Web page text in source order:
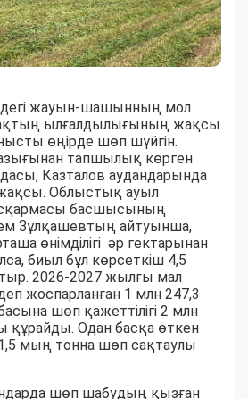
жауын-шашынның мол
ылғалдылығының жақсы
өңірде шөп шүйгін.
тапшылық көрген
Казталов аудандарында
Облыстық ауыл
басшысының
Зұлқашевтың айтуынша,
өнімділігі әр гектарынан
биыл бұл көрсеткіш 4,5
2026-2027 жылғы мал
жоспарланған 1 млн 247,3
шөп қажеттілігі 2 млн
құрайды. Одан басқа өткен
мың тонна шөп сақтаулы
шөп шабудың қызған